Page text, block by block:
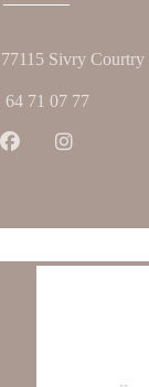
Sivry Courtry
64 71 07 77
Facebook